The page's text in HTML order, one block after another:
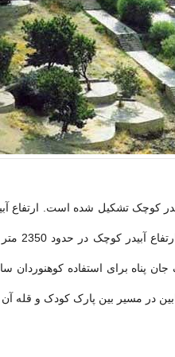
کوچک تشکیل شده است. ارتفاع
2550 متر از سطح
پناه برای استفاده کوهنوردان
در مسیر بین پارک کودک و قله آن